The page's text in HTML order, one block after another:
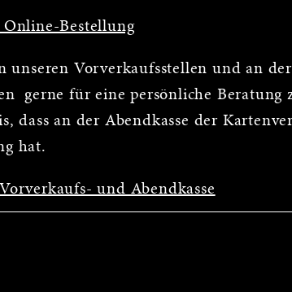
Bestellung
unseren Vorverkaufsstellen und an
gerne für eine persönliche Beratung
dass an der Abendkasse der
hat.
und Abendkasse